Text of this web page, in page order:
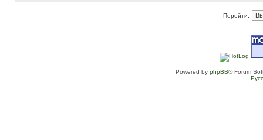
Перейти:
Powered by phpBB® Forum